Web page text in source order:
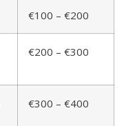
€100 – €200
€200 – €300
€300 – €400